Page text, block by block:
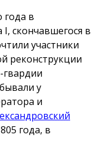
в
скончавшегося в
участники
реконструкции
у
и
года, в